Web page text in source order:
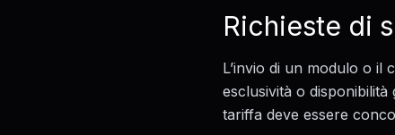
Richieste di
L’invio di un modulo o
esclusività o
tariffa deve essere